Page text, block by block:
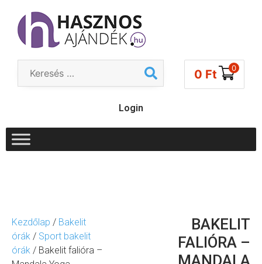
0 Ft 0
Login
Kezdőlap / Bakelit
órák / Sport bakelit
órák / Bakelit falióra –
BAKELIT
FALIÓRA –
MANDALA